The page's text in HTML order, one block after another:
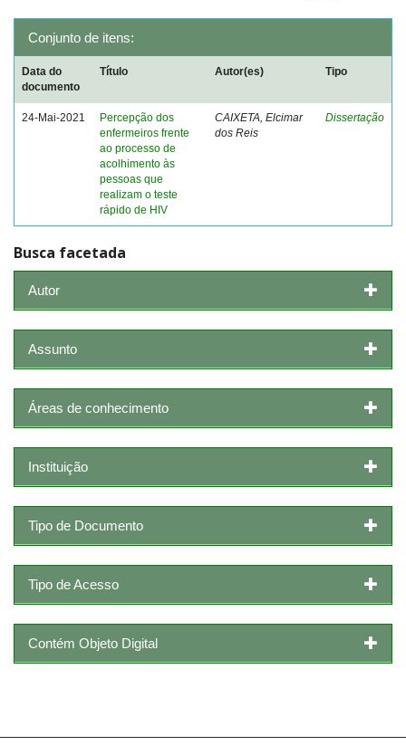
Conjunto de itens:
Data do
documento
Título Autor(es) Tipo
24-Mai-2021
Percepção dos
enfermeiros frente
ao processo de
acolhimento às
pessoas que
realizam o teste
rápido de HIV
CAIXETA, Elcimar
dos Reis
Dissertação
Busca facetada
Autor
Assunto
Áreas de conhecimento
Instituição
Tipo de Documento
Tipo de Acesso
Contém Objeto Digital